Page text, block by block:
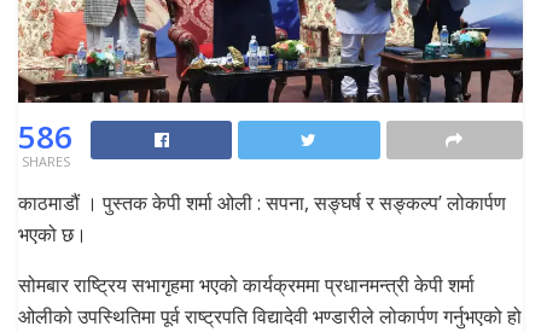
586
SHARES
काठमाडौं । पुस्तक केपी शर्मा ओली : सपना, सङ्घर्ष र सङ्कल्प’ लोकार्पण
भएको छ।
सोमबार राष्ट्रिय सभागृहमा भएको कार्यक्रममा प्रधानमन्त्री केपी शर्मा
ओलीको उपस्थितिमा पूर्व राष्ट्रपति विद्यादेवी भण्डारीले लोकार्पण गर्नुभएको हो